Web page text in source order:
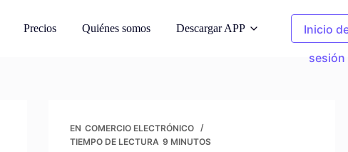
Precios Quiénes somos Descargar APP
Inicio
sesión
EN COMERCIO ELECTRÓNICO
TIEMPO DE LECTURA 9 MINUTOS